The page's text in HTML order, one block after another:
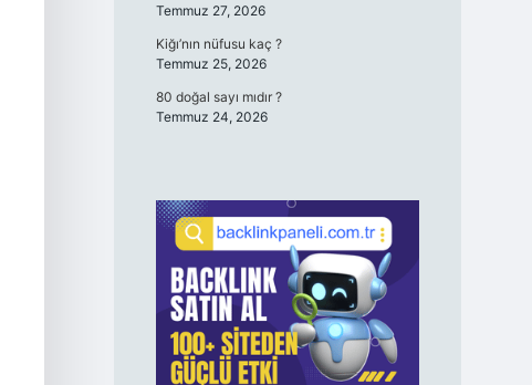
Temmuz 27, 2026
Kiğı’nın nüfusu kaç ?
Temmuz 25, 2026
80 doğal sayı mıdır ?
Temmuz 24, 2026